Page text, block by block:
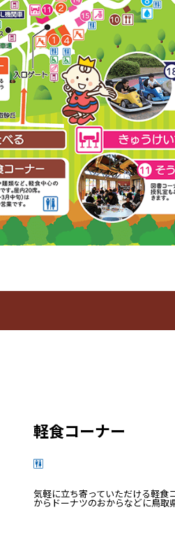
軽食コーナー
気軽に立ち寄っていただける軽食
からドーナツのおからなどに鳥